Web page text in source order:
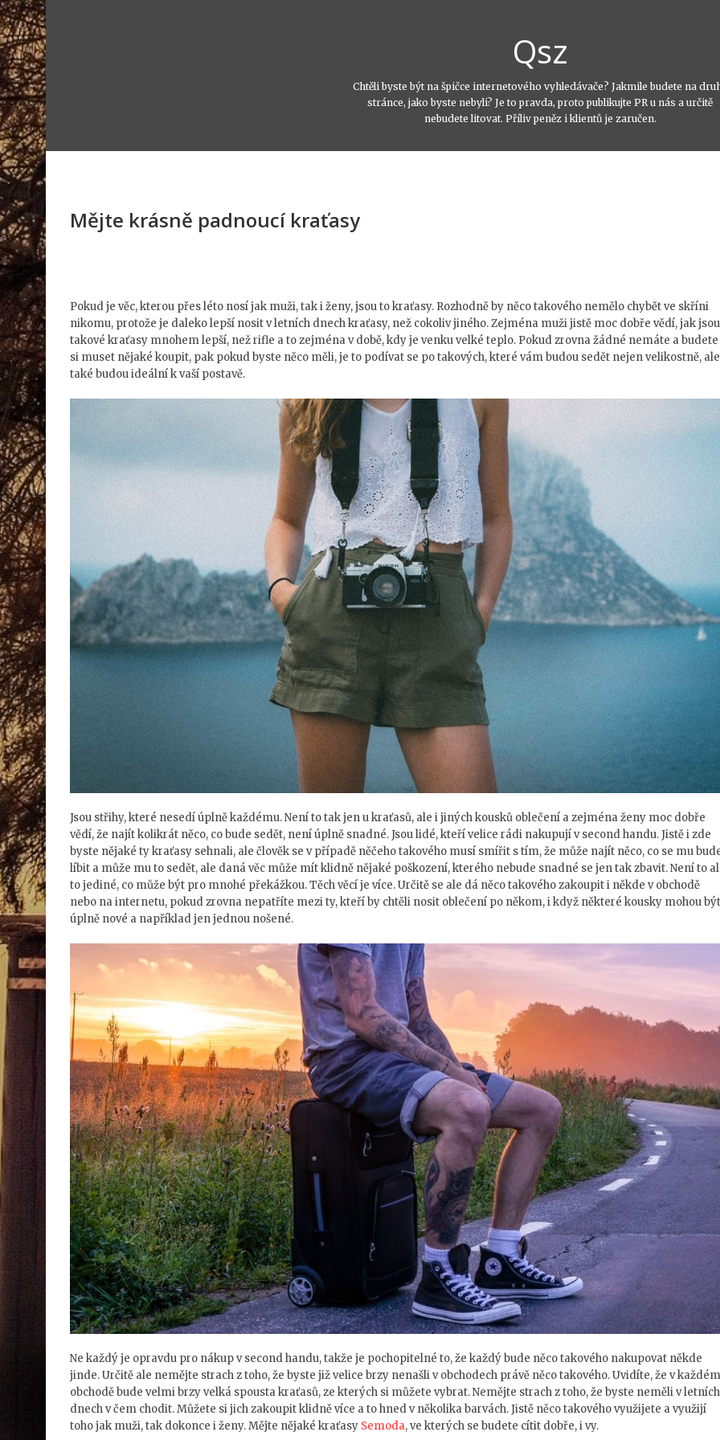
Qsz
Chtěli byste být na špičce internetového vyhledávače? Jakmile budete na
stránce, jako byste nebyli? Je to pravda, proto publikujte PR u nás a určitě
nebudete litovat. Příliv peněz i klientů je zaručen.
Mějte krásně padnoucí kraťasy
Pokud je věc, kterou přes léto nosí jak muži, tak i ženy, jsou to kraťasy. Rozhodně by něco takového nemělo chybět ve skříni
nikomu, protože je daleko lepší nosit v letních dnech kraťasy, než cokoliv jiného. Zejména muži jistě moc dobře vědí, jak jsou
takové kraťasy mnohem lepší, než rifle a to zejména v době, kdy je venku velké teplo. Pokud zrovna žádné nemáte a budete
si muset nějaké koupit, pak pokud byste něco měli, je to podívat se po takových, které vám budou sedět nejen velikostně, ale
také budou ideální k vaší postavě.
Jsou střihy, které nesedí úplně každému. Není to tak jen u kraťasů, ale i jiných kousků oblečení a zejména ženy moc dobře
vědí, že najít kolikrát něco, co bude sedět, není úplně snadné. Jsou lidé, kteří velice rádi nakupují v second handu. Jistě i zde
byste nějaké ty kraťasy sehnali, ale člověk se v případě něčeho takového musí smířit s tím, že může najít něco, co se mu
líbit a může mu to sedět, ale daná věc může mít klidně nějaké poškození, kterého nebude snadné se jen tak zbavit. Není to
to jediné, co může být pro mnohé překážkou. Těch věcí je více. Určitě se ale dá něco takového zakoupit i někde v obchodě
nebo na internetu, pokud zrovna nepatříte mezi ty, kteří by chtěli nosit oblečení po někom, i když některé kousky mohou být
úplně nové a například jen jednou nošené.
Ne každý je opravdu pro nákup v second handu, takže je pochopitelné to, že každý bude něco takového nakupovat někde
jinde. Určitě ale nemějte strach z toho, že byste již velice brzy nenašli v obchodech právě něco takového. Uvidíte, že v každém
obchodě bude velmi brzy velká spousta kraťasů, ze kterých si můžete vybrat. Nemějte strach z toho, že byste neměli v letních
dnech v čem chodit. Můžete si jich zakoupit klidně více a to hned v několika barvách. Jistě něco takového využijete a využijí
toho jak muži, tak dokonce i ženy. Mějte nějaké kraťasy Semoda, ve kterých se budete cítit dobře, i vy.